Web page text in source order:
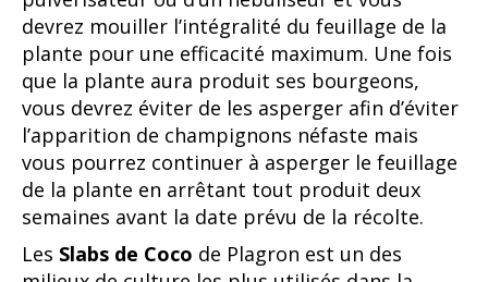
devrez mouiller l’intégralité du feuillage de la
plante pour une efficacité maximum. Une fois
que la plante aura produit ses bourgeons,
vous devrez éviter de les asperger afin d’éviter
l’apparition de champignons néfaste mais
vous pourrez continuer à asperger le feuillage
de la plante en arrêtant tout produit deux
semaines avant la date prévu de la récolte.
Les Slabs de Coco de Plagron est un des